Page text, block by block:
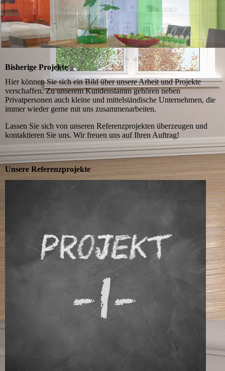
Bisherige Projekte
Hier können Sie sich ein Bild über unsere Arbeit und Projekte
verschaffen. Zu unserem Kundenstamm gehören neben
Privatpersonen auch kleine und mittelständische Unternehmen, die
immer wieder gerne mit uns zusammenarbeiten.
Lassen Sie sich von unseren Referenzprojekten überzeugen und
kontaktieren Sie uns. Wir freuen uns auf Ihren Auftrag!
Unsere Referenzprojekte